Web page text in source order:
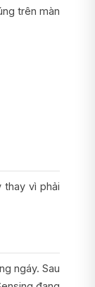
trên màn
thay vì phải
ngáy. Sau